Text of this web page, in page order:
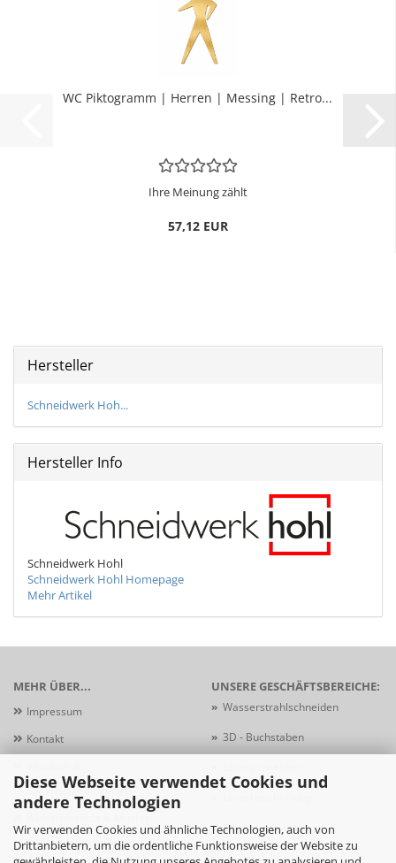
Diese Webseite verwendet Cookies und
andere Technologien
Wir verwenden Cookies und ähnliche Technologien, auch von
Drittanbietern, um die ordentliche Funktionsweise der Website zu
WC Pik­to­gramm | Her­ren | Mes­sing | Retro...
Ihre Meinung zählt
57,12 EUR
Hersteller
Schneidwerk Hoh...
Hersteller Info
Schneidwerk Hohl
Schneidwerk Hohl Homepage
Mehr Artikel
MEHR ÜBER...
Impressum
Kontakt
Zahlungsbedingungen
Widerrufsformular
UNSERE GESCHÄFTSBEREICHE:
» Wasserstrahlschneiden
» 3D - Buchstaben
»Schildersysteme